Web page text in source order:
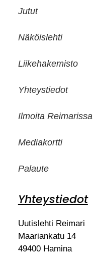
Jutut
Näköislehti
Liikehakemisto
Yhteystiedot
Ilmoita Reimarissa
Mediakortti
Palaute
Yhteystiedot
Uutislehti Reimari
Maariankatu 14
49400 Hamina